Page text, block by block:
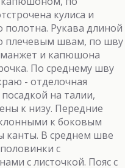
кулиса и
полотна. Рукава длиной
плечевым швам, по шву
манжет и капюшона
По среднему шву
- отделочная
на талии,
к низу. Передние
к боковым
канты. В среднем шве
с
с листочкой. Пояс с